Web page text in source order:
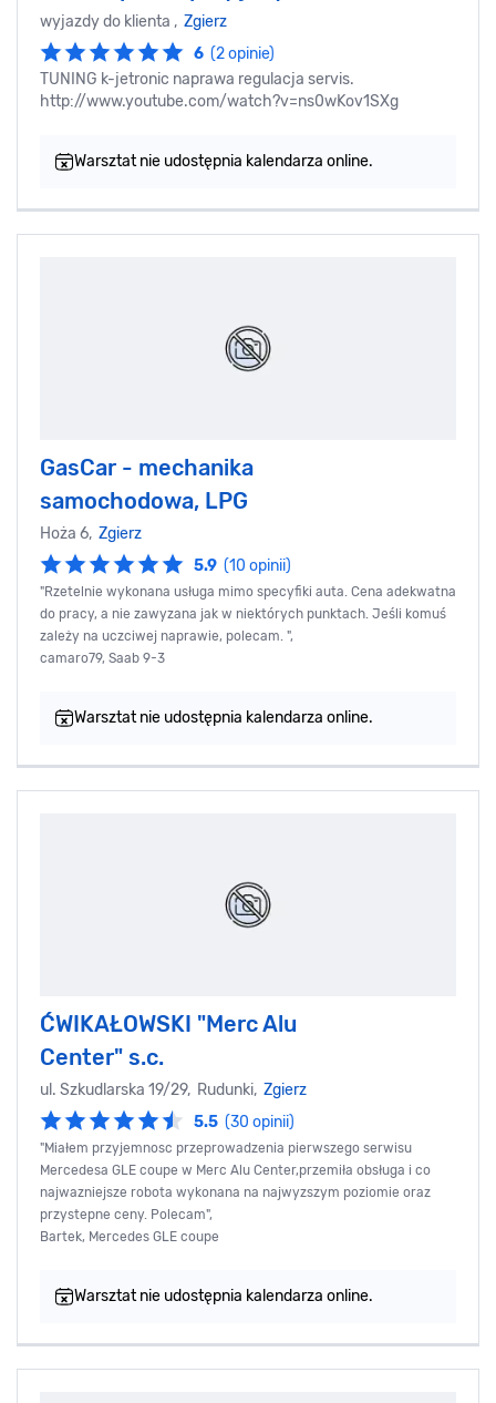
wyjazdy do klienta , Zgierz
6 (2 opinie)
TUNING k-jetronic naprawa regulacja servis.
http://www.youtube.com/watch?v=ns0wKov1SXg
Warsztat nie udostępnia kalendarza online.
GasCar - mechanika
samochodowa, LPG
Hoża 6, Zgierz
5.9 (10 opinii)
"Rzetelnie wykonana usługa mimo specyfiki auta. Cena adekwatna
do pracy, a nie zawyzana jak w niektórych punktach. Jeśli komuś
zależy na uczciwej naprawie, polecam. ",
camaro79, Saab 9-3
Warsztat nie udostępnia kalendarza online.
ĆWIKAŁOWSKI "Merc Alu
Center" s.c.
ul. Szkudlarska 19/29, Rudunki, Zgierz
5.5 (30 opinii)
"Miałem przyjemnosc przeprowadzenia pierwszego serwisu
Mercedesa GLE coupe w Merc Alu Center,przemiła obsługa i co
najwazniejsze robota wykonana na najwyzszym poziomie oraz
przystepne ceny. Polecam",
Bartek, Mercedes GLE coupe
Warsztat nie udostępnia kalendarza online.